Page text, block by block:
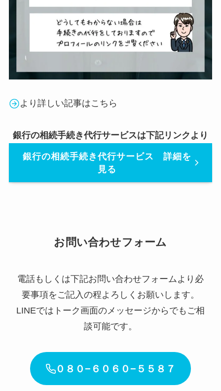
より詳しい記事はこちら
銀行の相続手続き代行サービスは下記リンクより
銀行の相続手続き代行サービス 詳細を
見る
お問い合わせフォーム
電話もしくは下記お問い合わせフォームより必
要事項をご記入の程よろしくお願いします。
LINEではトーク画面のメッセージからでもご相
談可能です。
０８０−６０６０−５５８７